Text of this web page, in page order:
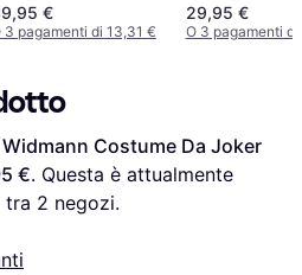
€
3 pagamenti di 13,31 €
29,95 €
O 3 pagamenti di
Widmann Costume Da Joker
€. Questa è attualmente
tra 2 negozi.